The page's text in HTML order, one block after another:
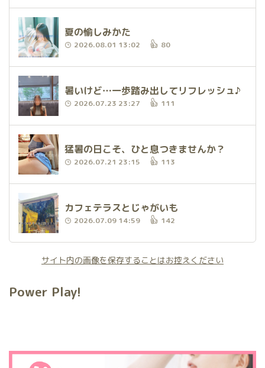
夏の愉しみかた
2026.08.01 13:02 80
暑いけど…一歩踏み出してリフレッシュ♪
2026.07.23 23:27 111
猛暑の日こそ、ひと息つきませんか？
2026.07.21 23:15 113
カフェテラスとじゃがいも
2026.07.09 14:59 142
サイト内の画像を保存することはお控えください
Power Play!